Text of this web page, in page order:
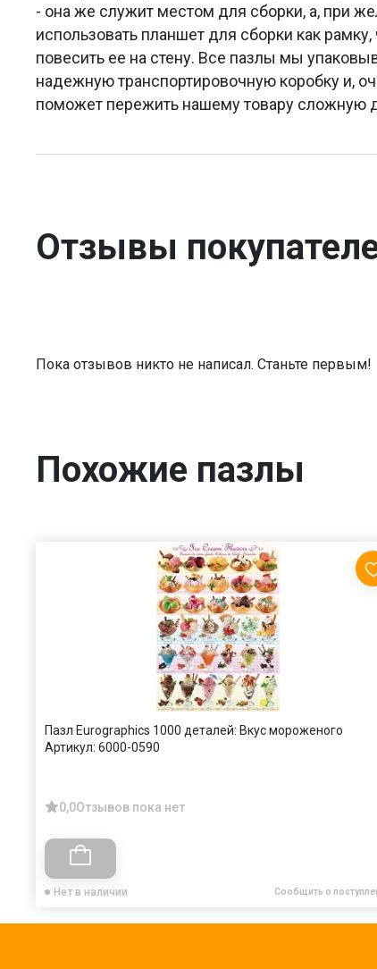
- она же служит местом для сборки, а, при
использовать планшет для сборки как рамку,
повесить ее на стену. Все пазлы мы
надежную транспортировочную коробку и,
поможет пережить нашему товару сложную
Отзывы
Пока отзывов никто не написал. Станьте первым!
Похожие пазлы
Пазл Eurographics 1000 деталей: Вкус мороженого
Артикул: 6000-0590
0,0Отзывов пока нет
Нет в наличии Сообщить о